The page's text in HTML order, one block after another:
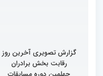
گزارش تصویری آخرین روز
رقابت بخش برادران
چهلمین دوره مسابقات